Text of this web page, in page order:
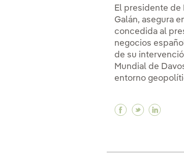
El presidente de
Galán, asegura
concedida al
negocios
de su
Mundial de
entorno
Facebook
Twitter